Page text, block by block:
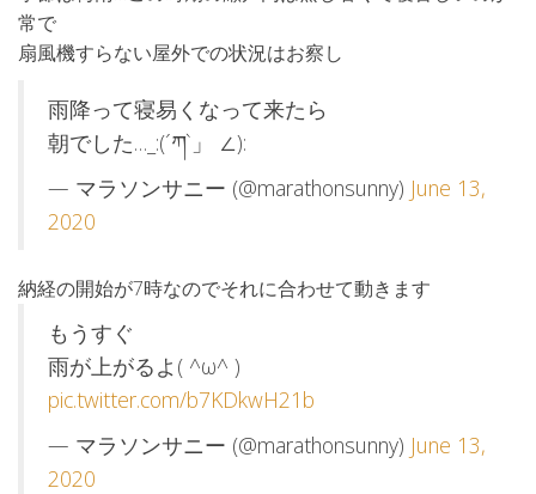
常で
扇風機すらない屋外での状況はお察し
雨降って寝易くなって来たら
朝でした…_:(´ཀ`」 ∠):
— マラソンサニー (@marathonsunny) June 13,
2020
納経の開始が7時なのでそれに合わせて動きます
もうすぐ
雨が上がるよ( ^ω^ )
pic.twitter.com/b7KDkwH21b
— マラソンサニー (@marathonsunny) June 13,
2020